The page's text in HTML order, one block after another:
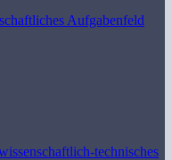
Aufgabenfeld
technisches